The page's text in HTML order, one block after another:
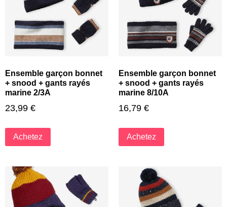
Ensemble garçon bonnet
+ snood + gants rayés
marine 2/3A
23,99 €
Achetez
Ensemble garçon bonnet
+ snood + gants rayés
marine 8/10A
16,79 €
Achetez